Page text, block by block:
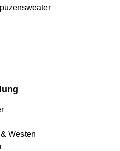
Westen